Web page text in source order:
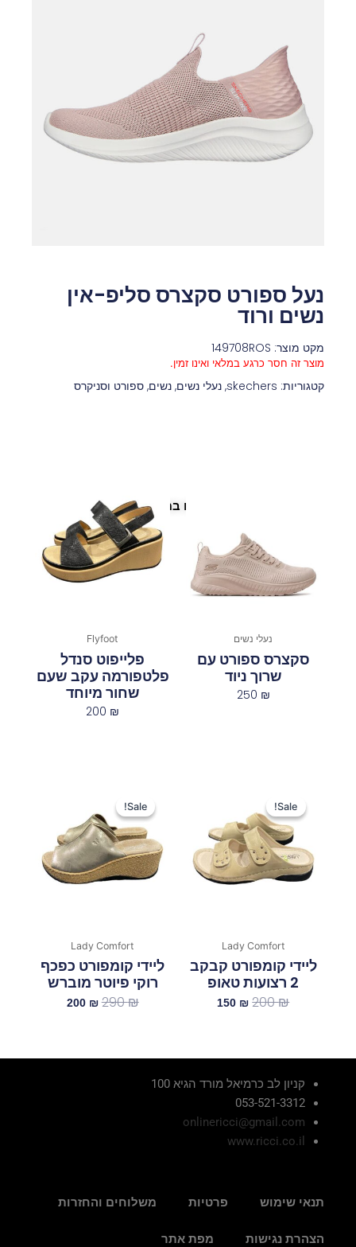
נעל ספורט סקצרס סליפ-אין
נשים ורוד
מקט מוצר: 149708ROS
מוצר זה חסר כרגע במלאי ואינו זמין.
קטגוריות: skechers
, נעלי נשים, נשים, ספורט וסניקרס
פריטים נוספים במיוחד בשבילך
נעלי נשים
סקצרס ספורט עם
שרוך ניוד
250 ₪
Flyfoot
פלייפוט סנדל
פלטפורמה עקב שעם
שחור מיוחד
200 ₪
Sale!
Sale!
Lady Comfort
ליידי קומפורט קבקב
2 רצועות טאופ
200₪
היה:
200 ₪.
150 ₪
150 ₪.
Sale!
Sale!
Lady Comfort
ליידי קומפורט כפכף
רוקי פיוטר מוברש
290₪
היה:
290 ₪.
200 ₪
200 ₪.
קניון לב כרמיאל מורד הגיא 100
053-521-3312
onlinericci@gmail.com
www.ricci.co.il
תנאי שימוש פרטיות משלוחים והחזרות
הצהרת נגישות מפת אתר